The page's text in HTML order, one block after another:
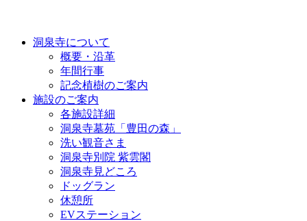
洞泉寺について
概要・沿革
年間行事
記念植樹のご案内
施設のご案内
各施設詳細
洞泉寺墓苑「豊田の森」
洗い観音さま
洞泉寺別院 紫雲閣
洞泉寺見どころ
ドッグラン
休憩所
EVステーション